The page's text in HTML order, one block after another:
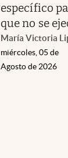
específico
que no se
María Victoria
miércoles, 05 de
Agosto de 2026